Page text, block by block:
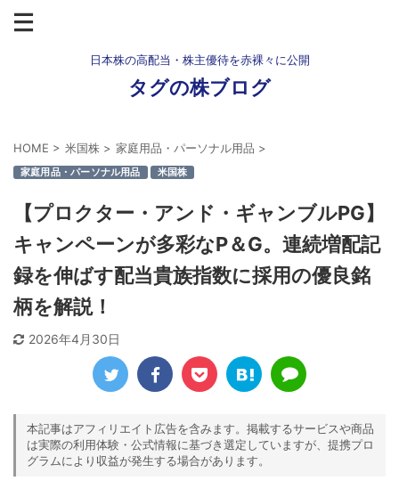
日本株の高配当・株主優待を赤裸々に公開
タグの株ブログ
HOME > 米国株 > 家庭用品・パーソナル用品 >
家庭用品・パーソナル用品 米国株
【プロクター・アンド・ギャンブルPG】
キャンペーンが多彩なP＆G。連続増配記
録を伸ばす配当貴族指数に採用の優良銘
柄を解説！
2026年4月30日
本記事はアフィリエイト広告を含みます。掲載するサービスや商品
は実際の利用体験・公式情報に基づき選定していますが、提携プロ
グラムにより収益が発生する場合があります。